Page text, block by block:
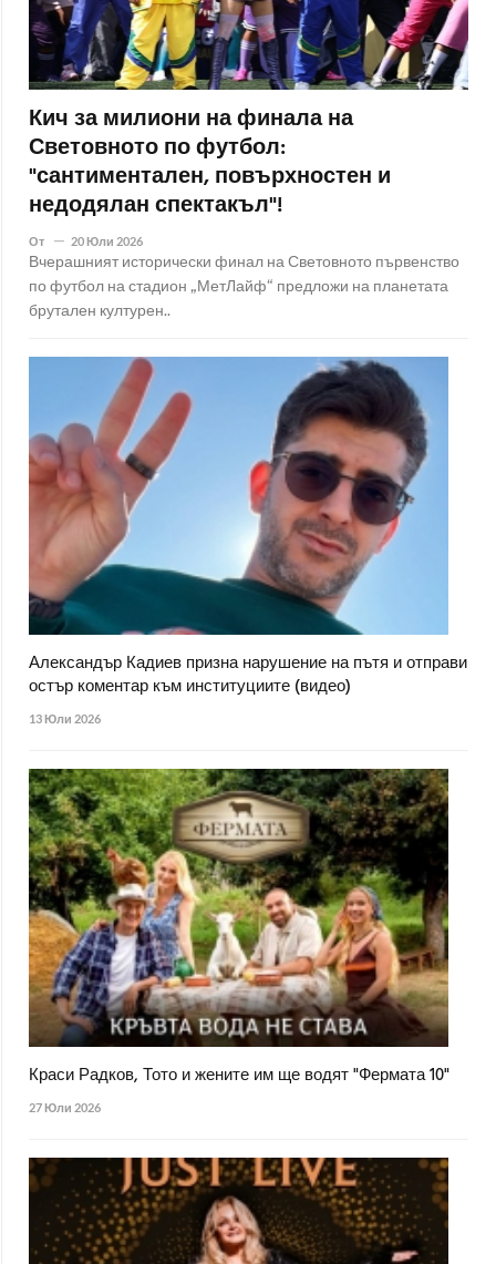
Кич за милиони на финала на
Световното по футбол:
"сантиментален, повърхностен и
недодялан спектакъл"!
От 20 Юли 2026
Вчерашният исторически финал на Световното първенство
по футбол на стадион „МетЛайф“ предложи на планетата
брутален културен..
Александър Кадиев призна нарушение на пътя и отправи
остър коментар към институциите (видео)
13 Юли 2026
Краси Радков, Тото и жените им ще водят "Фермата 10"
27 Юли 2026